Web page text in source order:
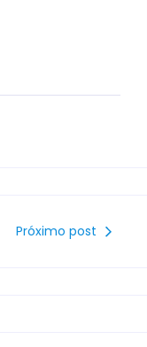
Próximo post